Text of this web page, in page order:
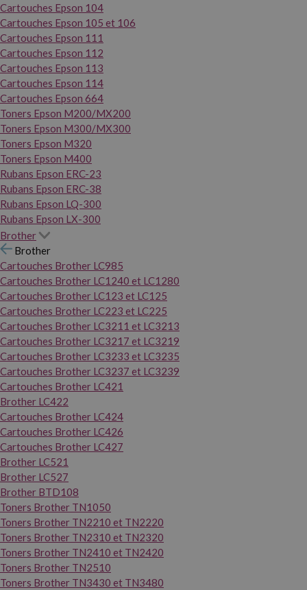
Cartouches Epson 104
Cartouches Epson 105 et 106
Cartouches Epson 111
Cartouches Epson 112
Cartouches Epson 113
Cartouches Epson 114
Cartouches Epson 664
Toners Epson M200/MX200
Toners Epson M300/MX300
Toners Epson M320
Toners Epson M400
Rubans Epson ERC-23
Rubans Epson ERC-38
Rubans Epson LQ-300
Rubans Epson LX-300
Brother
Brother
Cartouches Brother LC985
Cartouches Brother LC1240 et LC1280
Cartouches Brother LC123 et LC125
Cartouches Brother LC223 et LC225
Cartouches Brother LC3211 et LC3213
Cartouches Brother LC3217 et LC3219
Cartouches Brother LC3233 et LC3235
Cartouches Brother LC3237 et LC3239
Cartouches Brother LC421
Brother LC422
Cartouches Brother LC424
Cartouches Brother LC426
Cartouches Brother LC427
Brother LC521
Brother LC527
Brother BTD108
Toners Brother TN1050
Toners Brother TN2210 et TN2220
Toners Brother TN2310 et TN2320
Toners Brother TN2410 et TN2420
Toners Brother TN2510
Toners Brother TN3430 et TN3480